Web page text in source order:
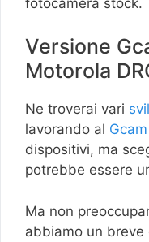
Versione
Motorola
Ne troverai vari
lavorando al
dispositivi, ma
potrebbe essere
Ma non
abbiamo un